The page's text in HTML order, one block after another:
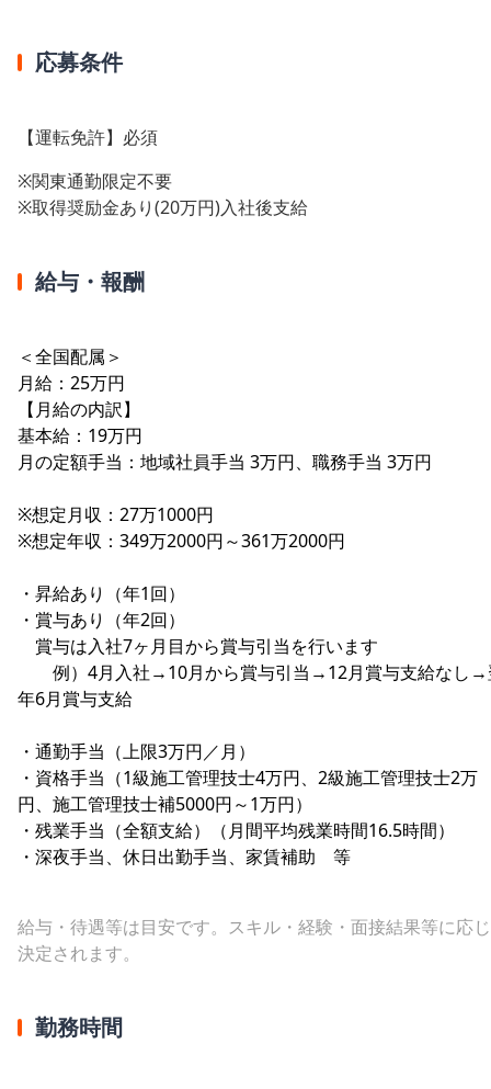
応募条件
【運転免許】必須
※関東通勤限定不要
※取得奨励金あり(20万円)入社後支給
給与・報酬
＜全国配属＞
月給：25万円
【月給の内訳】
基本給：19万円
月の定額手当：地域社員手当 3万円、職務手当 3万円
※想定月収：27万1000円
※想定年収：349万2000円～361万2000円
・昇給あり（年1回）
・賞与あり（年2回）
賞与は入社7ヶ月目から賞与引当を行います
例）4月入社→10月から賞与引当→12月賞与支給なし→
年6月賞与支給
・通勤手当（上限3万円／月）
・資格手当（1級施工管理技士4万円、2級施工管理技士2万
円、施工管理技士補5000円～1万円）
・残業手当（全額支給）（月間平均残業時間16.5時間）
・深夜手当、休日出勤手当、家賃補助 等
給与・待遇等は目安です。スキル・経験・面接結果等に応
決定されます。
勤務時間